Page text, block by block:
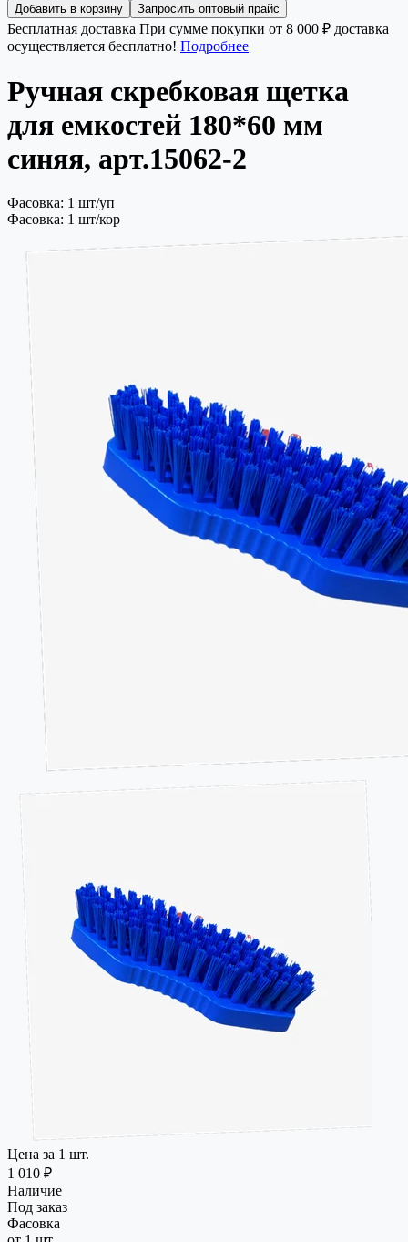
Добавить в корзину Запросить оптовый прайс
Бесплатная доставка При сумме покупки от 8 000 ₽ доставка
осуществляется бесплатно! Подробнее
Ручная скребковая щетка
для емкостей 180*60 мм
синяя, арт.15062-2
Фасовка: 1 шт/уп
Фасовка: 1 шт/кор
Цена за 1 шт.
1 010 ₽
Наличие
Под заказ
Фасовка